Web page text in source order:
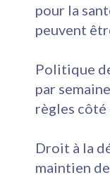
pour la
peuvent
Politique
par
règles
Droit à la
maintien